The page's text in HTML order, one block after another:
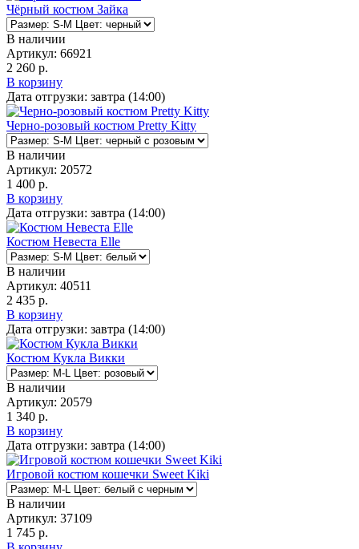
Чёрный костюм Зайка
В наличии
Артикул: 66921
2 260 р.
В корзину
Дата отгрузки: завтра (14:00)
Черно-розовый костюм Pretty Kitty
В наличии
Артикул: 20572
1 400 р.
В корзину
Дата отгрузки: завтра (14:00)
Костюм Невеста Elle
В наличии
Артикул: 40511
2 435 р.
В корзину
Дата отгрузки: завтра (14:00)
Костюм Кукла Викки
В наличии
Артикул: 20579
1 340 р.
В корзину
Дата отгрузки: завтра (14:00)
Игровой костюм кошечки Sweet Kiki
В наличии
Артикул: 37109
1 745 р.